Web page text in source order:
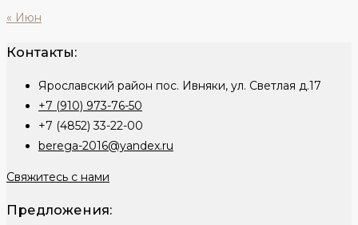
« Июн
Контакты:
Ярославский район пос. Ивняки, ул. Светлая д.17
+7 (910) 973-76-50
+7 (4852) 33-22-00
berega-2016@yandex.ru
Свяжитесь с нами
Предложения: